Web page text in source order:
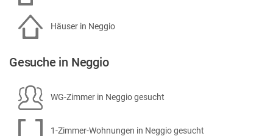
Häuser in Neggio
Gesuche in Neggio
WG-Zimmer in Neggio gesucht
1-Zimmer-Wohnungen in Neggio gesucht